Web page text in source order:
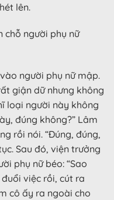
lên.
chỗ người phụ nữ
người phụ nữ mập.
giận dữ nhưng không
loại người này không
đúng không?” Lâm
rồi nói. “Đúng, đúng,
Sau đó, viện trưởng
phụ nữ béo: “Sao
việc rồi, cút ra
cô ấy ra ngoài cho